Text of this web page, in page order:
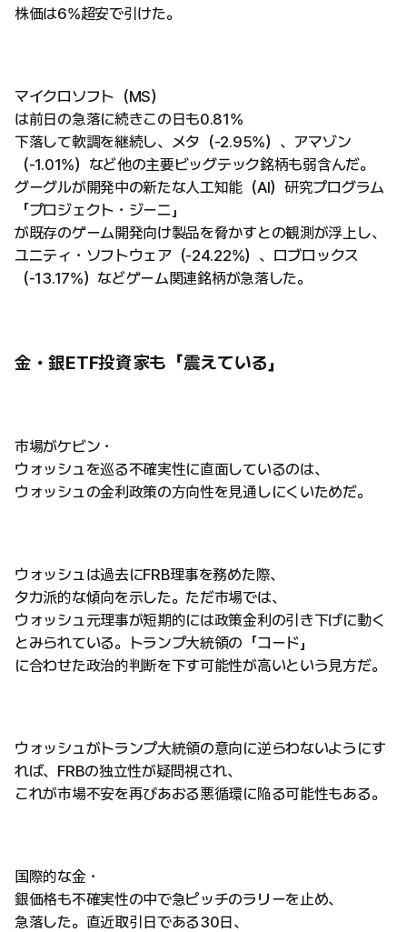
株価は6%超安で引けた。
マイクロソフト（MS）
は前日の急落に続きこの日も0.81%
下落して軟調を継続し、メタ（-2.95%）、アマゾン
（-1.01%）など他の主要ビッグテック銘柄も弱含んだ。
グーグルが開発中の新たな人工知能（AI）研究プログラム
「プロジェクト・ジーニ」
が既存のゲーム開発向け製品を脅かすとの観測が浮上し、
ユニティ・ソフトウェア（-24.22%）、ロブロックス
（-13.17%）などゲーム関連銘柄が急落した。
金・銀ETF投資家も「震えている」
市場がケビン・
ウォッシュを巡る不確実性に直面しているのは、
ウォッシュの金利政策の方向性を見通しにくいためだ。
ウォッシュは過去にFRB理事を務めた際、
タカ派的な傾向を示した。ただ市場では、
ウォッシュ元理事が短期的には政策金利の引き下げに動く
とみられている。トランプ大統領の「コード」
に合わせた政治的判断を下す可能性が高いという見方だ。
ウォッシュがトランプ大統領の意向に逆らわないようにす
れば、FRBの独立性が疑問視され、
これが市場不安を再びあおる悪循環に陥る可能性もある。
国際的な金・
銀価格も不確実性の中で急ピッチのラリーを止め、
急落した。直近取引日である30日、